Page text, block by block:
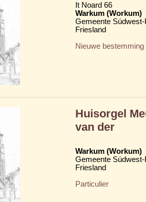
It Noard 66
Warkum (Workum)
Gemeente
Friesland
Nieuwe bestemming
Huisorgel
van der
Warkum (Workum)
Gemeente
Friesland
Particulier